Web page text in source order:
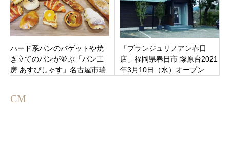
ハード系パンのバゲットや焼
き立てのパンが並ぶ「パン工
房 あすぴしゃす」名古屋市瑞
「ブランジュリノアン春日
店」福岡県春日市 塚原台2021
年3月10日（水）オープン
CM